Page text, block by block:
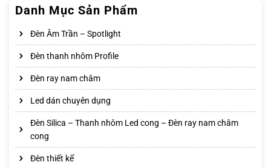
Danh Mục Sản Phẩm
Đèn Âm Trần – Spotlight
Đèn thanh nhôm Profile
Đèn ray nam châm
Led dán chuyên dụng
Đèn Silica – Thanh nhôm Led cong – Đèn ray nam châm
cong
Đèn thiết kế